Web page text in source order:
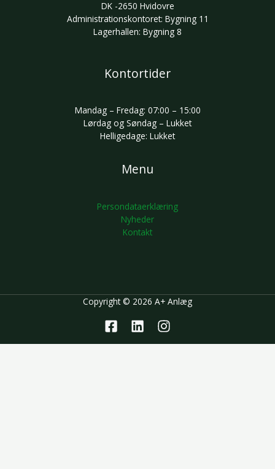
DK -2650 Hvidovre
Administrationskontoret: Bygning 11
Lagerhallen: Bygning 8
Kontortider
Mandag – Fredag: 07:00 – 15:00
Lørdag og Søndag – Lukket
Helligedage: Lukket
Menu
Persondataerklæring
Nyheder
Kontakt
Copyright © 2026 A+ Anlæg